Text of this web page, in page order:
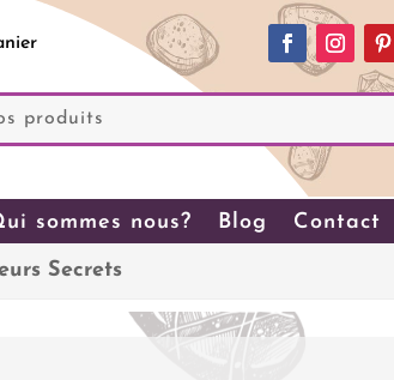
sommes nous? Blog Contact
Secrets